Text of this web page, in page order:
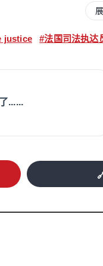
房东在退房当天
房屋状况清单。
一项重要证据。
类文件：单方面
按住房面积计算
以上为193.43欧
后再尝试向租客
要因为着急扣押
justice #法国司法执达
......